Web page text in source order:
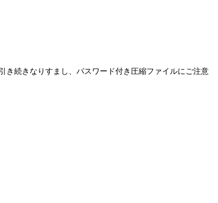
き続きなりすまし、パスワード付き圧縮ファイルにご注意